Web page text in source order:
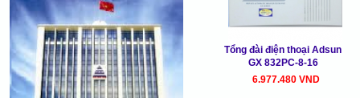
Tổng đài điện thoại Adsun
GX 832PC-8-16
6.977.480 VND